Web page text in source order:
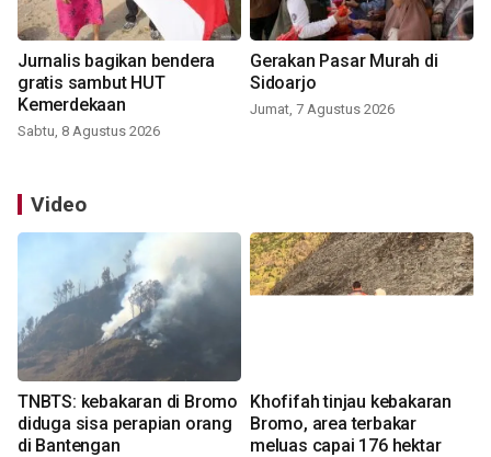
Jurnalis bagikan bendera
gratis sambut HUT
Kemerdekaan
Sabtu, 8 Agustus 2026
Gerakan Pasar Murah di
Sidoarjo
Jumat, 7 Agustus 2026
Video
TNBTS: kebakaran di Bromo
diduga sisa perapian orang
di Bantengan
Khofifah tinjau kebakaran
Bromo, area terbakar
meluas capai 176 hektar